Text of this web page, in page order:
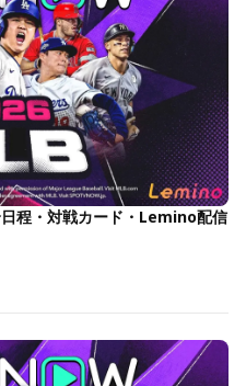
日程・対戦カード・Lemino配信